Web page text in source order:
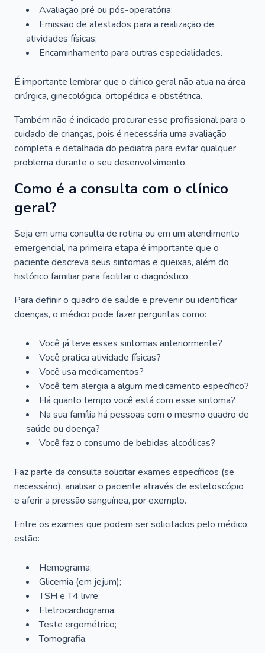
Avaliação pré ou pós-operatória;
Emissão de atestados para a realização de
atividades físicas;
Encaminhamento para outras especialidades.
É importante lembrar que o clínico geral não atua na área
cirúrgica, ginecológica, ortopédica e obstétrica.
Também não é indicado procurar esse profissional para o
cuidado de crianças, pois é necessária uma avaliação
completa e detalhada do pediatra para evitar qualquer
problema durante o seu desenvolvimento.
Como é a consulta com o clínico
geral?
Seja em uma consulta de rotina ou em um atendimento
emergencial, na primeira etapa é importante que o
paciente descreva seus sintomas e queixas, além do
histórico familiar para facilitar o diagnóstico.
Para definir o quadro de saúde e prevenir ou identificar
doenças, o médico pode fazer perguntas como:
Você já teve esses sintomas anteriormente?
Você pratica atividade físicas?
Você usa medicamentos?
Você tem alergia a algum medicamento específico?
Há quanto tempo você está com esse sintoma?
Na sua família há pessoas com o mesmo quadro de
saúde ou doença?
Você faz o consumo de bebidas alcoólicas?
Faz parte da consulta solicitar exames específicos (se
necessário), analisar o paciente através de estetoscópio
e aferir a pressão sanguínea, por exemplo.
Entre os exames que podem ser solicitados pelo médico,
estão:
Hemograma;
Glicemia (em jejum);
TSH e T4 livre;
Eletrocardiograma;
Teste ergométrico;
Tomografia.